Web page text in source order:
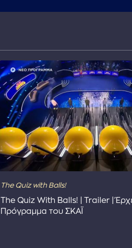
The Quiz with Balls!
The Quiz With Balls! | Trailer |
Πρόγραμμα του ΣΚΑΪ